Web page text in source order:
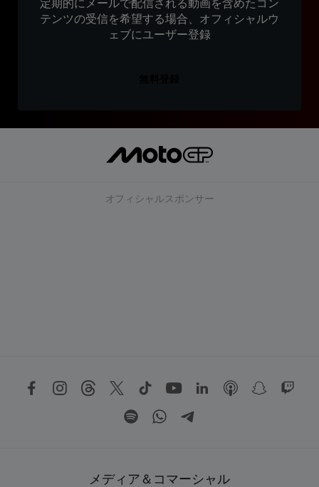
定期的にメールで配信される動画を含めたコン
テンツの受信を希望する場合、オフィシャルウ
ェブにユーザー登録
オフィシャルスポンサー
メディア＆コマーシャル